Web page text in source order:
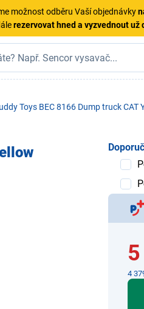
možnost odběru Vaší objednávky
rezervovat hned a vyzvednout už
Toys BEC 8166 Dump truck CAT
4